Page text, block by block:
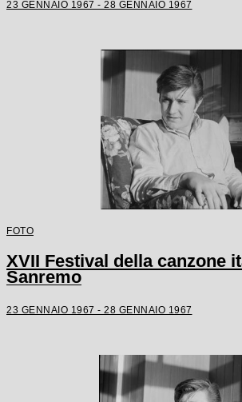
23 GENNAIO 1967 - 28 GENNAIO 1967
FOTO
XVII Festival della canzone
Sanremo
23 GENNAIO 1967 - 28 GENNAIO 1967